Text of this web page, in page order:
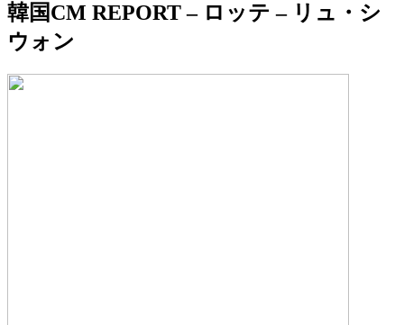
韓国CM REPORT – ロッテ – リュ・シ
ウォン